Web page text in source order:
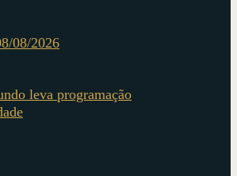
08/2026
leva programação